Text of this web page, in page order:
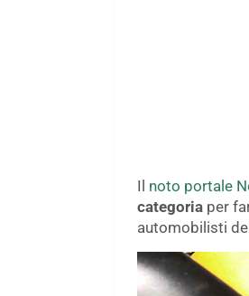
Il noto portale
categoria per
automobilisti